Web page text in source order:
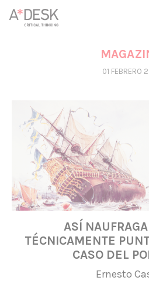
crees también en A*DESK
seguir adelante. Ahora puedes
apoyarlo.
01 FEBRERO
ASÍ
TÉCNICAMENTE
CASO DEL
Ernesto